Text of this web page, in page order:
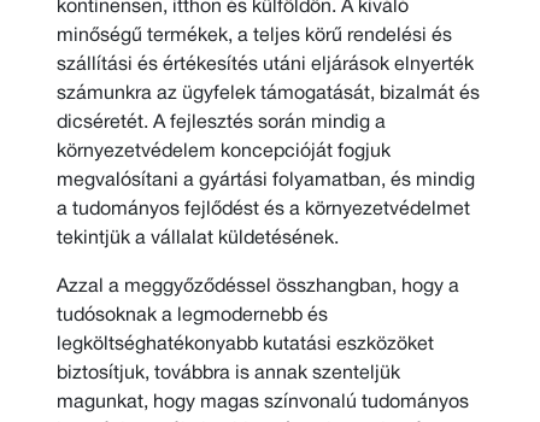
kontinensen, itthon és külföldön. A kiváló
minőségű termékek, a teljes körű rendelési és
szállítási és értékesítés utáni eljárások elnyerték
számunkra az ügyfelek támogatását, bizalmát és
dicséretét. A fejlesztés során mindig a
környezetvédelem koncepcióját fogjuk
megvalósítani a gyártási folyamatban, és mindig
a tudományos fejlődést és a környezetvédelmet
tekintjük a vállalat küldetésének.
Azzal a meggyőződéssel összhangban, hogy a
tudósoknak a legmodernebb és
legköltséghatékonyabb kutatási eszközöket
biztosítjuk, továbbra is annak szenteljük
magunkat, hogy magas színvonalú tudományos